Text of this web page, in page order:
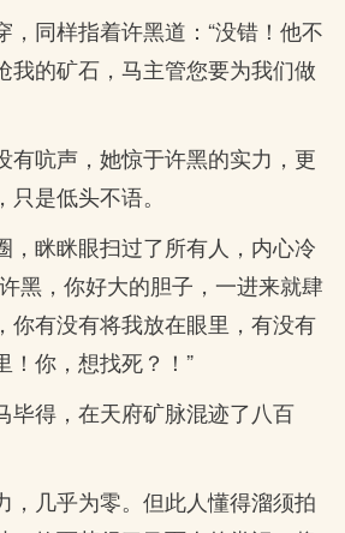
，同样指着许黑道：“没错！他不
我的矿石，马主管您要为我们做
有吭声，她惊于许黑的实力，更
是低头不语。
，眯眯眼扫过了所有人，内心冷
黑，你好大的胆子，一进来就肆
你有没有将我放在眼里，有没有
！你，想找死？！”
毕得，在天府矿脉混迹了八百
，几乎为零。但此人懂得溜须拍